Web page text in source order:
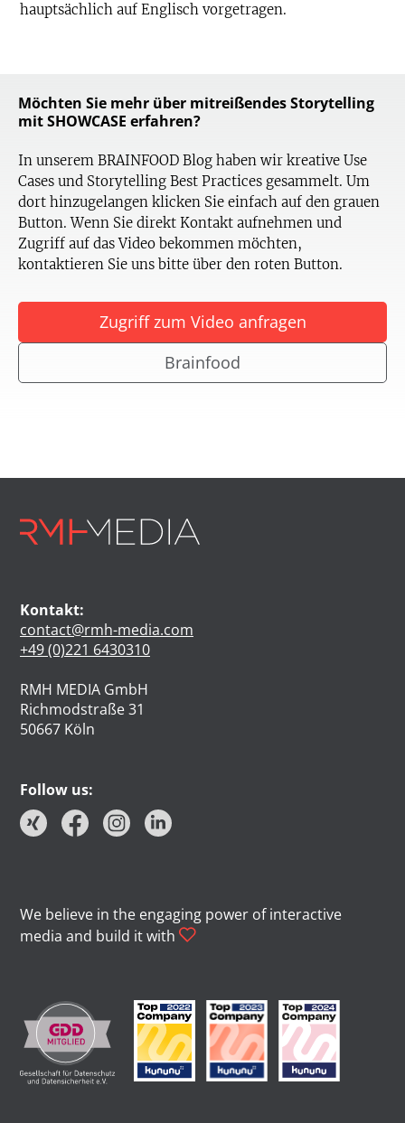
hauptsächlich auf Englisch vorgetragen.
Möchten Sie mehr über mitreißendes Storytelling
mit SHOWCASE erfahren?
In unserem BRAINFOOD Blog haben wir kreative Use
Cases und Storytelling Best Practices gesammelt. Um
dort hinzugelangen klicken Sie einfach auf den grauen
Button. Wenn Sie direkt Kontakt aufnehmen und
Zugriff auf das Video bekommen möchten,
kontaktieren Sie uns bitte über den roten Button.
Zugriff zum Video anfragen
Brainfood
Kontakt:
contact@rmh-media.com
+49 (0)221 6430310
RMH MEDIA GmbH
Richmodstraße 31
50667 Köln
Follow us:
We believe in the engaging power of interactive
media and build it with